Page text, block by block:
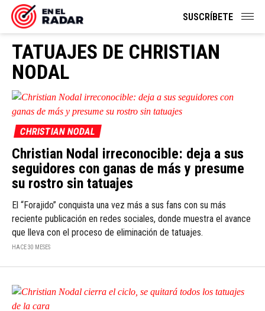
SUSCRÍBETE
TATUAJES DE CHRISTIAN
NODAL
CHRISTIAN NODAL
Christian Nodal irreconocible: deja a sus
seguidores con ganas de más y presume
su rostro sin tatuajes
El “Forajido” conquista una vez más a sus fans con su más
reciente publicación en redes sociales, donde muestra el avance
que lleva con el proceso de eliminación de tatuajes.
HACE 30 MESES